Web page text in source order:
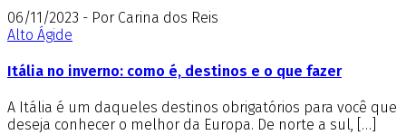
06/11/2023 - Por Carina dos Reis
Alto Ágide
Itália no inverno: como é, destinos e o que fazer
A Itália é um daqueles destinos obrigatórios para você que
deseja conhecer o melhor da Europa. De norte a sul, […]